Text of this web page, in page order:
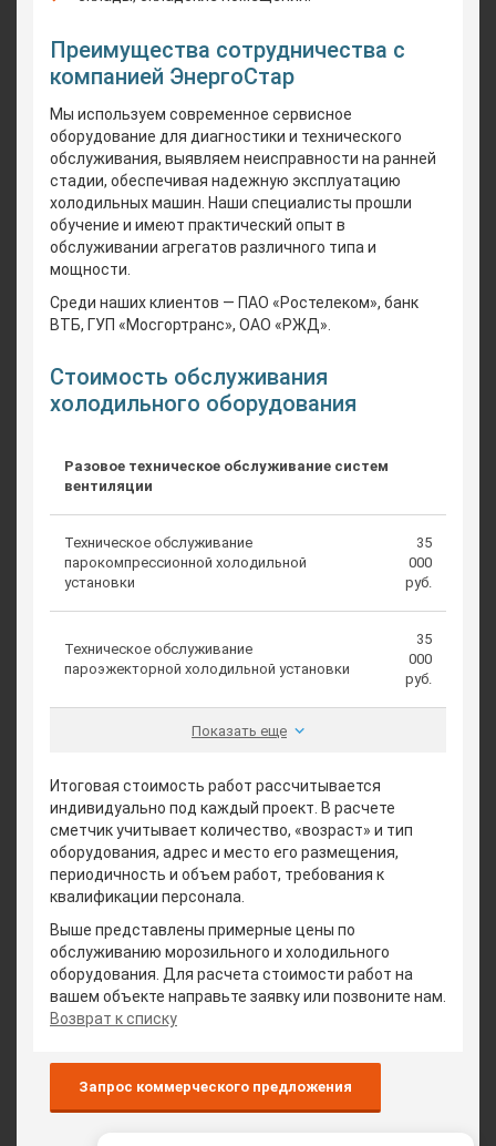
Преимущества сотрудничества с
компанией ЭнергоСтар
Мы используем современное сервисное
оборудование для диагностики и технического
обслуживания, выявляем неисправности на ранней
стадии, обеспечивая надежную эксплуатацию
холодильных машин. Наши специалисты прошли
обучение и имеют практический опыт в
обслуживании агрегатов различного типа и
мощности.
Среди наших клиентов — ПАО «Ростелеком», банк
ВТБ, ГУП «Мосгортранс», ОАО «РЖД».
Стоимость обслуживания
холодильного оборудования
Разовое техническое обслуживание систем
вентиляции
Техническое обслуживание
парокомпрессионной холодильной
установки
35
000
руб.
Техническое обслуживание
пароэжекторной холодильной установки
35
000
руб.
Показать еще
Итоговая стоимость работ рассчитывается
индивидуально под каждый проект. В расчете
сметчик учитывает количество, «возраст» и тип
оборудования, адрес и место его размещения,
периодичность и объем работ, требования к
квалификации персонала.
Выше представлены примерные цены по
обслуживанию морозильного и холодильного
оборудования. Для расчета стоимости работ на
вашем объекте направьте заявку или позвоните нам.
Возврат к списку
Запрос коммерческого предложения